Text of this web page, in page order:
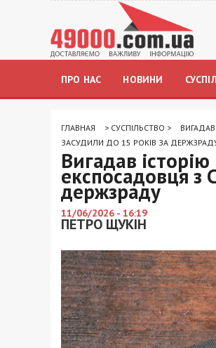
ПРО НАС НОВИНИ
ГЛАВНАЯ > СУСПІЛЬСТВО >
ЗАСУДИЛИ ДО 15 РОКІВ ЗА
Вигадав
експосадовця з
держзраду
11/06/2026 - 16:19
ПЕТРО ЩУКІН